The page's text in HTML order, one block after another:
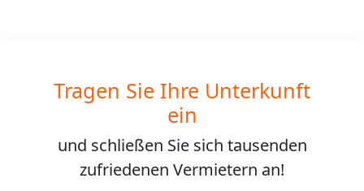
Tragen Sie Ihre Unterkunft
ein
und schließen Sie sich tausenden
zufriedenen Vermietern an!